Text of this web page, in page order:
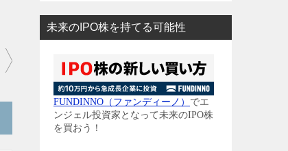
未来のIPO株を持てる可能性
FUNDINNO（ファンディーノ） でエ
ンジェル投資家となって未来のIPO株
を買おう！